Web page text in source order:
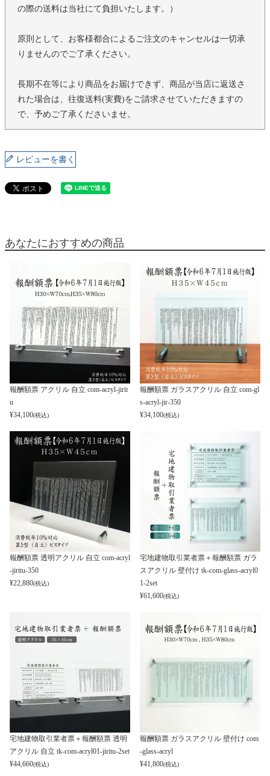
の際の送料は当社にて負担いたします。）
原則として、お客様都合によるご注文のキャンセルは一切承
りませんのでご了承ください。
長期不在等により商品をお届けできず、商品が当店に返送さ
れた場合は、往復送料(実費)をご請求させていただきますの
で、予めご了承くださいませ。
レビューを書く
あなたにおすすめの商品
報酬額票 アクリル 自立 com-acryl-jirit
u
¥34,100(税込)
報酬額票 ガラスアクリル 自立 com-gl
s-acryl-jir-350
¥34,100(税込)
報酬額票 透明アクリル 自立 com-acryl
-jiritu-350
¥22,880(税込)
宅地建物取引業者票＋報酬額票 ガラ
スアクリル 壁付け tk-com-glass-acryl0
1-2set
¥61,600(税込)
宅地建物取引業者票＋報酬額票 透明
アクリル 自立 tk-com-acryl01-jiritu-2set
¥44,660(税込)
報酬額票 ガラスアクリル 壁付け com
-glass-acryl
¥41,800(税込)